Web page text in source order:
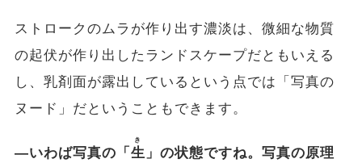
ストロークのムラが作り出す濃淡は、微細な物質
の起伏が作り出したランドスケープだともいえる
し、乳剤面が露出しているという点では「写真の
ヌード」だということもできます。
―いわば写真の 「生」
き
の状態ですね。写真の原理